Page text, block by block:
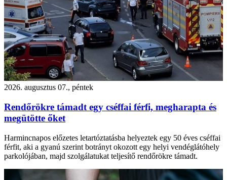
2026. augusztus 07., péntek
Rendőrökre támadt egy cséffai férfi, megharapta és
megütötte őket
Harmincnapos előzetes letartóztatásba helyeztek egy 50 éves cséffai
férfit, aki a gyanú szerint botrányt okozott egy helyi vendéglátóhely
parkolójában, majd szolgálatukat teljesítő rendőrökre támadt.